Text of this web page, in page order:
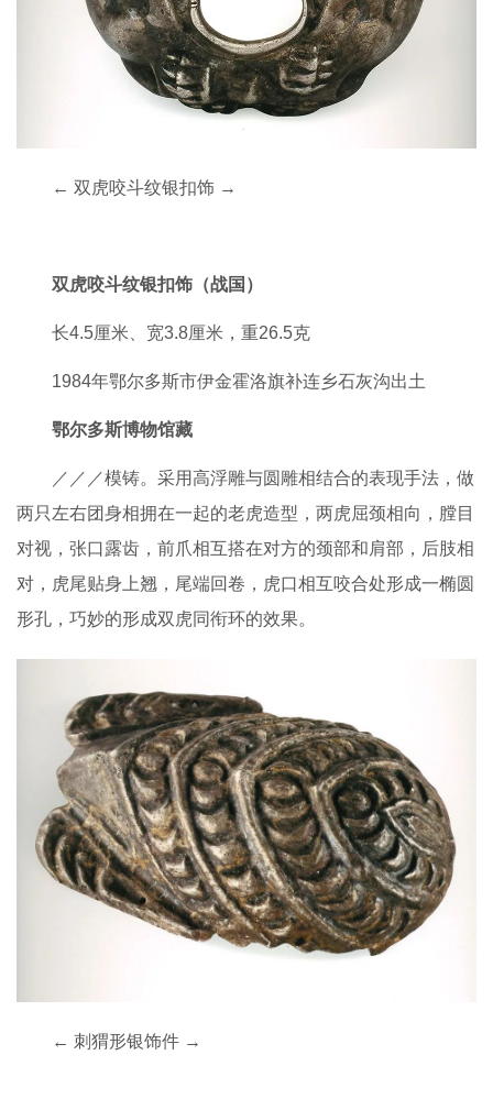
← 双虎咬斗纹银扣饰 →
双虎咬斗纹银扣饰（战国）
长4.5厘米、宽3.8厘米，重26.5克
1984年鄂尔多斯市伊金霍洛旗补连乡石灰沟出土
鄂尔多斯博物馆藏
／／／模铸。采用高浮雕与圆雕相结合的表现手法，做
两只左右团身相拥在一起的老虎造型，两虎屈颈相向，膛目
对视，张口露齿，前爪相互搭在对方的颈部和肩部，后肢相
对，虎尾贴身上翘，尾端回卷，虎口相互咬合处形成一椭圆
形孔，巧妙的形成双虎同衔环的效果。
← 刺猬形银饰件 →